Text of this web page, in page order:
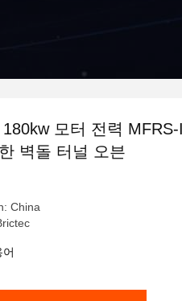
모터 전력
벽돌 터널 오븐
China